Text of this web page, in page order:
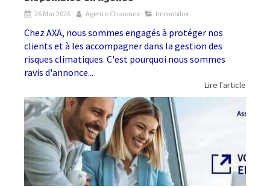
26 Mar 2026 Agence Charonne Immobilier
Chez AXA, nous sommes engagés à protéger nos
clients et à les accompagner dans la gestion des
risques climatiques. C'est pourquoi nous sommes
ravis d'annonce...
Lire l'article